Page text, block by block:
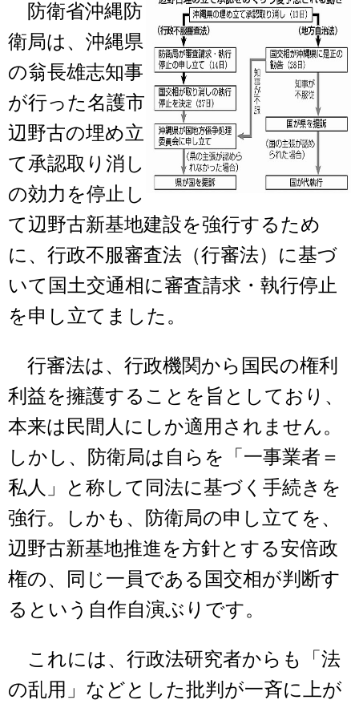
防衛省沖縄防
衛局は、沖縄県
の翁長雄志知事
が行った名護市
辺野古の埋め立
て承認取り消し
の効力を停止し
て辺野古新基地建設を強行するため
に、行政不服審査法（行審法）に基づ
いて国土交通相に審査請求・執行停止
を申し立てました。
行審法は、行政機関から国民の権利
利益を擁護することを旨としており、
本来は民間人にしか適用されません。
しかし、防衛局は自らを「一事業者＝
私人」と称して同法に基づく手続きを
強行。しかも、防衛局の申し立てを、
辺野古新基地推進を方針とする安倍政
権の、同じ一員である国交相が判断す
るという自作自演ぶりです。
これには、行政法研究者からも「法
の乱用」などとした批判が一斉に上が